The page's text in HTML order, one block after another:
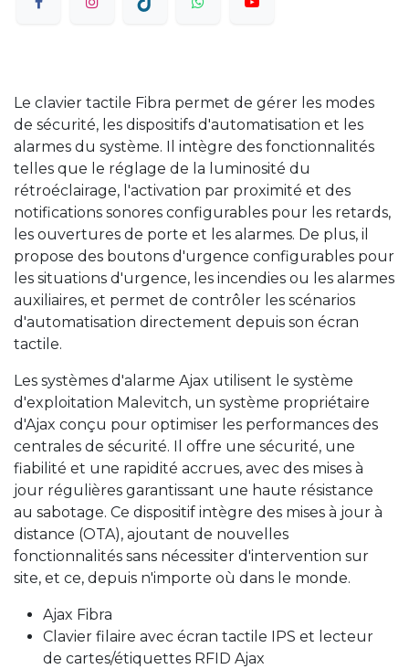
Le clavier tactile Fibra permet de gérer les modes
de sécurité, les dispositifs d'automatisation et les
alarmes du système. Il intègre des fonctionnalités
telles que le réglage de la luminosité du
rétroéclairage, l'activation par proximité et des
notifications sonores configurables pour les retards,
les ouvertures de porte et les alarmes. De plus, il
propose des boutons d'urgence configurables pour
les situations d'urgence, les incendies ou les alarmes
auxiliaires, et permet de contrôler les scénarios
d'automatisation directement depuis son écran
tactile.
Les systèmes d'alarme Ajax utilisent le système
d'exploitation Malevitch, un système propriétaire
d'Ajax conçu pour optimiser les performances des
centrales de sécurité. Il offre une sécurité, une
fiabilité et une rapidité accrues, avec des mises à
jour régulières garantissant une haute résistance
au sabotage. Ce dispositif intègre des mises à jour à
distance (OTA), ajoutant de nouvelles
fonctionnalités sans nécessiter d'intervention sur
site, et ce, depuis n'importe où dans le monde.
Ajax Fibra
Clavier filaire avec écran tactile IPS et lecteur
de cartes/étiquettes RFID Ajax